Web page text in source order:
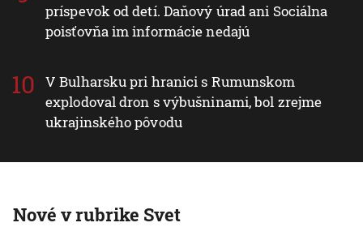
príspevok od detí. Daňový úrad ani Sociálna
poisťovňa im informácie nedajú
V Bulharsku pri hranici s Rumunskom
explodoval dron s výbušninami, bol zrejme
ukrajinského pôvodu
Nové v rubrike Svet